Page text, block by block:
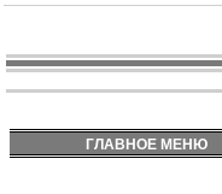
ГЛАВНОЕ МЕНЮ